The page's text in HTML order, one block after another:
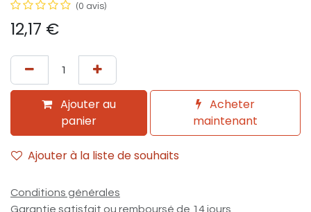
(0 avis)
12,17 €
Ajouter au
panier
Acheter
maintenant
Ajouter à la liste de souhaits
Conditions générales
Garantie satisfait ou remboursé de 14 jours